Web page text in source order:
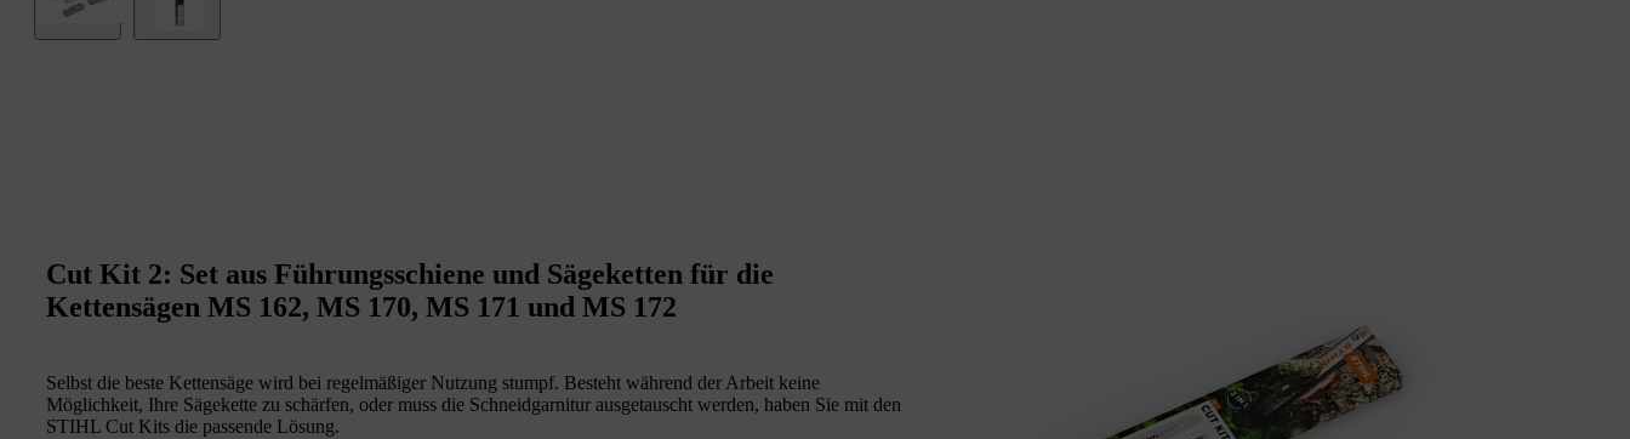
Cut Kit 2: Set aus Führungsschiene und Sägeketten für die
Kettensägen MS 162, MS 170, MS 171 und MS 172
Selbst die beste Kettensäge wird bei regelmäßiger Nutzung stumpf. Besteht während der Arbeit keine
Möglichkeit, Ihre Sägekette zu schärfen, oder muss die Schneidgarnitur ausgetauscht werden, haben Sie mit den
STIHL Cut Kits die passende Lösung.